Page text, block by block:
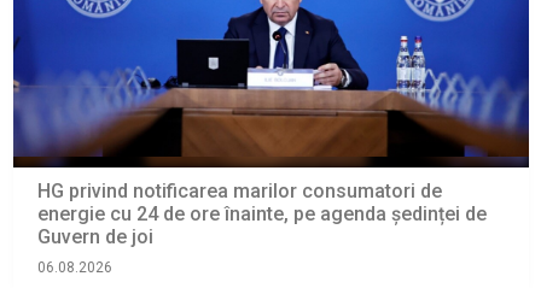
HG privind notificarea marilor consumatori de
energie cu 24 de ore înainte, pe agenda ședinței de
Guvern de joi
06.08.2026